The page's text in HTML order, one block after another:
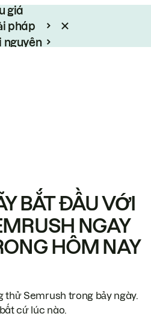
giá
pháp
nguyên
BẮT ĐẦU VỚI
NGAY
HÔM NAY
thử Semrush trong bảy ngày.
cứ lúc nào.